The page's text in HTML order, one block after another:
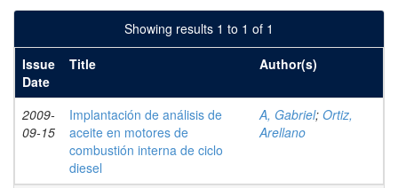
Showing results 1 to 1 of 1
Issue
Date
Title Author(s)
2009-
09-15
Implantación de análisis de
aceite en motores de
combustión interna de ciclo
diesel
A, Gabriel; Ortiz,
Arellano